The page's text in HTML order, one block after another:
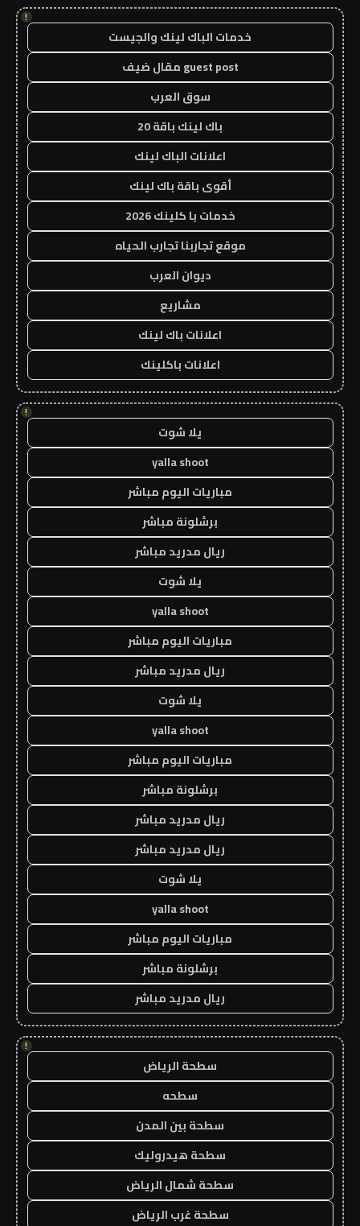
!
خدمات الباك لينك والجيست
guest post مقال ضيف
سوق العرب
باك لينك باقة 20
اعلانات الباك لينك
أقوى باقة باك لينك
خدمات با كلينك 2026
موقع تجاربنا تجارب الحياه
ديوان العرب
مشاريع
اعلانات باك لينك
اعلانات باكلينك
!
يلا شوت
yalla shoot
مباريات اليوم مباشر
برشلونة مباشر
ريال مدريد مباشر
يلا شوت
yalla shoot
مباريات اليوم مباشر
ريال مدريد مباشر
يلا شوت
yalla shoot
مباريات اليوم مباشر
برشلونة مباشر
ريال مدريد مباشر
ريال مدريد مباشر
يلا شوت
yalla shoot
مباريات اليوم مباشر
برشلونة مباشر
ريال مدريد مباشر
!
سطحة الرياض
سطحه
سطحة بين المدن
سطحة هيدروليك
سطحة شمال الرياض
سطحة غرب الرياض